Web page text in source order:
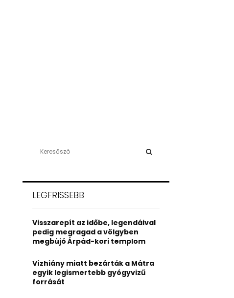
h
o
r
:
H
LEGFRISSEBB
Visszarepít az időbe, legendáival
pedig megragad a völgyben
megbújó Árpád-kori templom
Vízhiány miatt bezárták a Mátra
egyik legismertebb gyógyvizű
forrását